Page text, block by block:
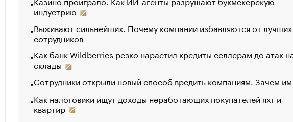
индустрию
Выживают сильнейших. Почему компании избавляются от лучших
сотрудников
Как банк Wildberries резко нарастил кредиты селлерам до атак
склады
Сотрудники открыли новый способ вредить компаниям. Зачем
Как налоговики ищут доходы неработающих покупателей яхт и
квартир